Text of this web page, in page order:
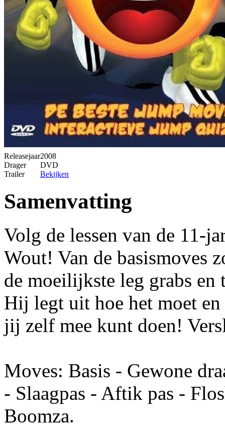
Releasejaar2008
Drager
DVD
Trailer
Bekijken
Samenvatting
Volg de lessen van de 11-
Wout! Van de basismoves
de moeilijkste leg grabs
Hij legt uit hoe het moet
jij zelf mee kunt doen!
Moves: Basis - Gewone
- Slaagpas - Aftik pas -
Boomza.